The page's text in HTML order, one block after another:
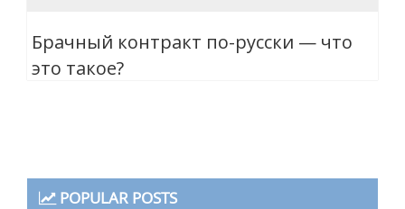
Брачный контракт по-русски — что
это такое?
POPULAR POSTS